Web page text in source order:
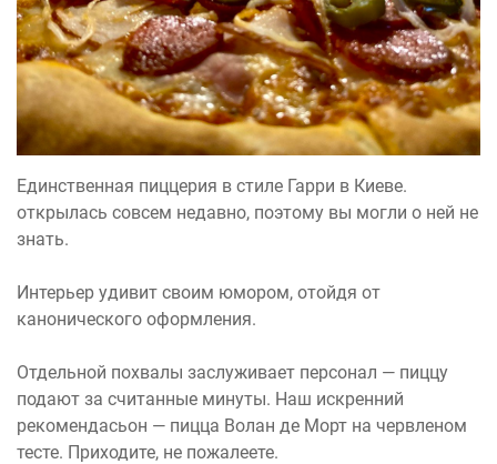
Единственная пиццерия в стиле Гарри в Киеве.
открылась совсем недавно, поэтому вы могли о ней не
знать.
Интерьер удивит своим юмором, отойдя от
канонического оформления.
Отдельной похвалы заслуживает персонал — пиццу
подают за считанные минуты. Наш искренний
рекомендасьон — пицца Волан де Морт на червленом
тесте. Приходите, не пожалеете.